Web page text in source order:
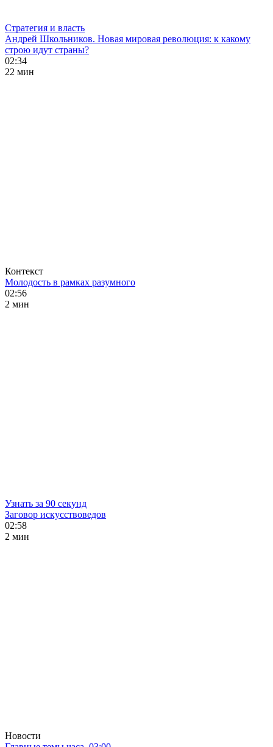
Стратегия и власть
Андрей Школьников. Новая мировая революция: к какому
строю идут страны?
02:34
22 мин
Контекст
Молодость в рамках разумного
02:56
2 мин
Узнать за 90 секунд
Заговор искусствоведов
02:58
2 мин
Новости